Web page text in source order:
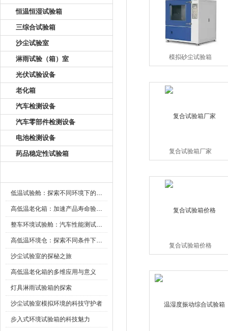
恒温恒湿试验箱
三综合试验箱
沙尘试验室
淋雨试验（箱）室
光伏试验设备
老化箱
汽车检测设备
汽车零部件检测设备
电池检测设备
药品稳定性试验箱
低温试验舱：探索不同环境下的科技边界
高低温老化箱：加速产品寿命验证的可靠伙伴
整车环境试验舱：汽车性能测试的设备
高低温环境仓：探索不同条件下的科学奥秘
沙尘试验室的探秘之旅
高低温老化箱的多维应用与意义
灯具淋雨试验箱的探索
沙尘试验室模拟环境的科技守护者
步入式环境试验箱的科技魅力
模拟砂尘试验箱
复合试验箱厂家
复合试验箱价格